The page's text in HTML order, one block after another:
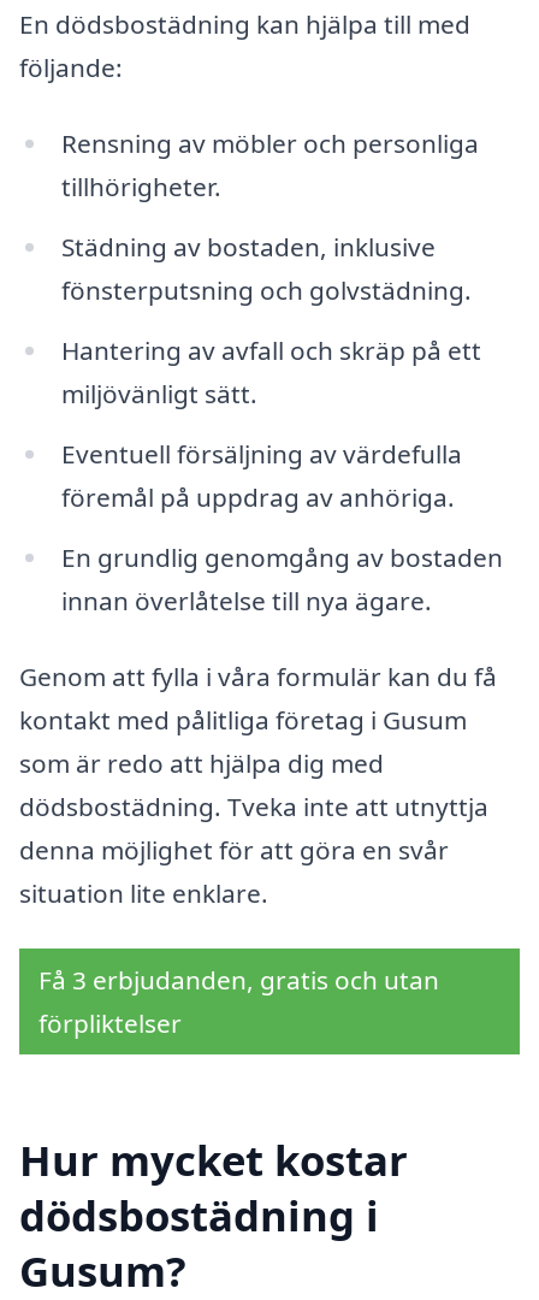
En dödsbostädning kan hjälpa till med
följande:
Rensning av möbler och personliga
tillhörigheter.
Städning av bostaden, inklusive
fönsterputsning och golvstädning.
Hantering av avfall och skräp på ett
miljövänligt sätt.
Eventuell försäljning av värdefulla
föremål på uppdrag av anhöriga.
En grundlig genomgång av bostaden
innan överlåtelse till nya ägare.
Genom att fylla i våra formulär kan du få
kontakt med pålitliga företag i Gusum
som är redo att hjälpa dig med
dödsbostädning. Tveka inte att utnyttja
denna möjlighet för att göra en svår
situation lite enklare.
Få 3 erbjudanden, gratis och utan
förpliktelser
Hur mycket kostar
dödsbostädning i
Gusum?